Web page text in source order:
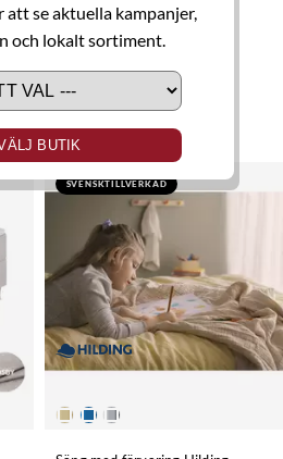
se aktuella kampanjer,
och lokalt sortiment.
BUTIK
Säng med förvaring Hilding
Family Start 80x200 med
bäddmadrass. Tyg: Finja
Hilding
17 990,00 kr
SVENSKTILLVERKAD